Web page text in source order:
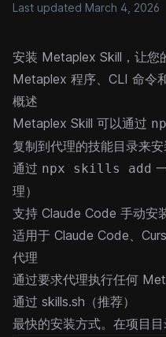
Last updated March 4, 2026
安装 Metaplex Skill，让您
Metaplex 程序、CLI 命令
概述
Metaplex Skill 可以通过
复制到代理的技能目录来安
通过 npx skills add
理）
支持 Claude Code 手动安
适用于 Claude Code、
代理
通过要求代理执行任何
通过 skills.sh（推荐）
最快的安装方式。在项目目